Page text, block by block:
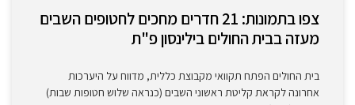
צפו בתמונות: 21 חדרים מחכים לחטופים השבים
מעזה בבית החולים בילינסון פ"ת
בית החולים הפתח תקוואי מקבוצת כללית, מדווח על היערכות
אחרונה לקראת קליטת ראשוני השבים (כנראה שלוש חטופות שבות)